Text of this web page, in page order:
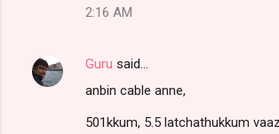
2:16 AM
Guru said…
anbin cable anne,
501kkum, 5.5 latchathukkum